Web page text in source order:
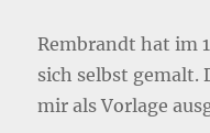
Rembrandt hat im
sich selbst gemalt.
mir als Vorlage